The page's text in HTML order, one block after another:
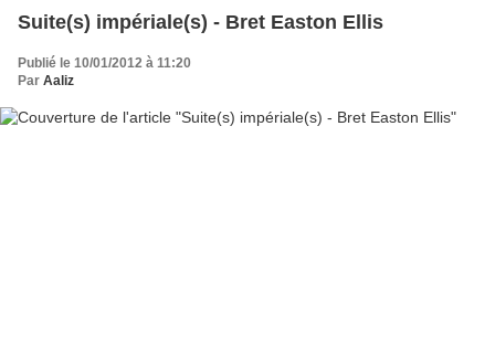
Suite(s) impériale(s) - Bret Easton Ellis
Publié le 10/01/2012 à 11:20
Par Aaliz